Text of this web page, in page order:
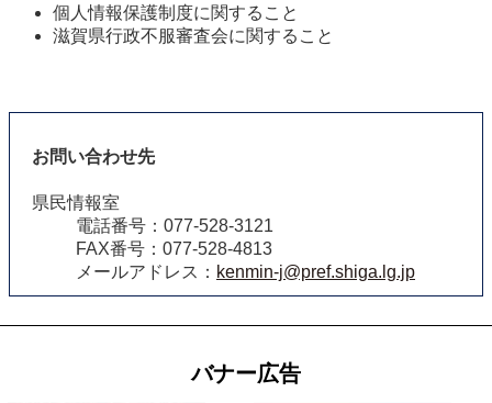
個人情報保護制度に関すること
滋賀県行政不服審査会に関すること
お問い合わせ先
県民情報室
電話番号：077-528-3121
FAX番号：077-528-4813
メールアドレス： kenmin-j@pref.shiga.lg.jp
バナー広告